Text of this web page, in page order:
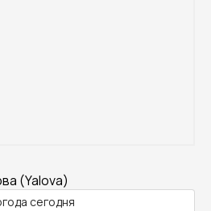
(Yalova)
сегодня